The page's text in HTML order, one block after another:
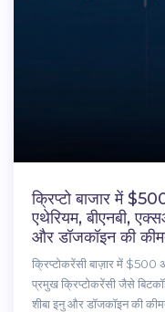
क्रिप्टो बाजार में
एथेरियम, बीएनबी,
और डॉजकॉइन की
क्रिप्टोकरेंसी बाज़ार में $500
प्रमुख क्रिप्टोकरेंसी जैसे
शीबा इनु और डॉजकॉइन की